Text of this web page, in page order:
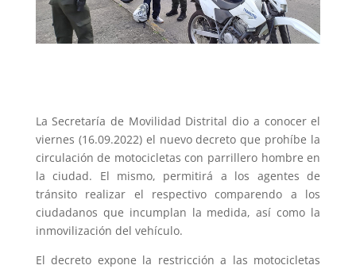
La Secretaría de Movilidad Distrital dio a conocer el
viernes (16.09.2022) el nuevo decreto que prohíbe la
circulación de motocicletas con parrillero hombre en
la ciudad. El mismo, permitirá a los agentes de
tránsito realizar el respectivo comparendo a los
ciudadanos que incumplan la medida, así como la
inmovilización del vehículo.
El decreto expone la restricción a las motocicletas